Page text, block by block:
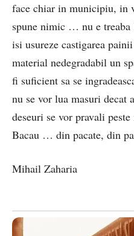
face chiar in municipiu, in
spune nimic … nu e treaba
isi usureze castigarea
material nedegradabil un
fi suficient sa se
nu se vor lua masuri decat
deseuri se vor pravali
Bacau … din pacate, din
Mihail Zaharia